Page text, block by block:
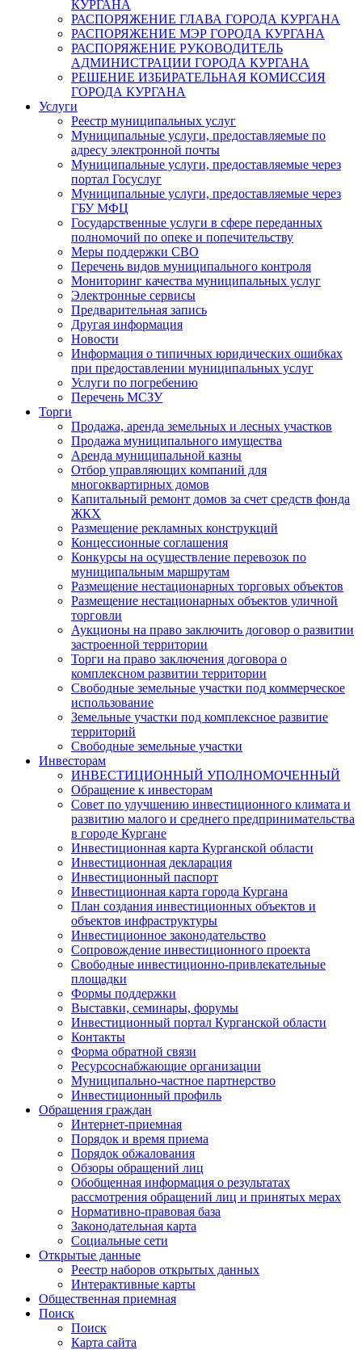
КУРГАНА
РАСПОРЯЖЕНИЕ ГЛАВА ГОРОДА КУРГАНА
РАСПОРЯЖЕНИЕ МЭР ГОРОДА КУРГАНА
РАСПОРЯЖЕНИЕ РУКОВОДИТЕЛЬ
АДМИНИСТРАЦИИ ГОРОДА КУРГАНА
РЕШЕНИЕ ИЗБИРАТЕЛЬНАЯ КОМИССИЯ
ГОРОДА КУРГАНА
Услуги
Реестр муниципальных услуг
Муниципальные услуги, предоставляемые по
адресу электронной почты
Муниципальные услуги, предоставляемые через
портал Госуслуг
Муниципальные услуги, предоставляемые через
ГБУ МФЦ
Государственные услуги в сфере переданных
полномочий по опеке и попечительству
Меры поддержки СВО
Перечень видов муниципального контроля
Мониторинг качества муниципальных услуг
Электронные сервисы
Предварительная запись
Другая информация
Новости
Информация о типичных юридических ошибках
при предоставлении муниципальных услуг
Услуги по погребению
Перечень МСЗУ
Торги
Продажа, аренда земельных и лесных участков
Продажа муниципального имущества
Аренда муниципальной казны
Отбор управляющих компаний для
многоквартирных домов
Капитальный ремонт домов за счет средств фонда
ЖКХ
Размещение рекламных конструкций
Концессионные соглашения
Конкурсы на осуществление перевозок по
муниципальным маршрутам
Размещение нестационарных торговых объектов
Размещение нестационарных объектов уличной
торговли
Аукционы на право заключить договор о развитии
застроенной территории
Торги на право заключения договора о
комплексном развитии территории
Свободные земельные участки под коммерческое
использование
Земельные участки под комплексное развитие
территорий
Свободные земельные участки
Инвесторам
ИНВЕСТИЦИОННЫЙ УПОЛНОМОЧЕННЫЙ
Обращение к инвесторам
Совет по улучшению инвестиционного климата и
развитию малого и среднего предпринимательства
в городе Кургане
Инвестиционная карта Курганской области
Инвестиционная декларация
Инвестиционный паспорт
Инвестиционная карта города Кургана
План создания инвестиционных объектов и
объектов инфраструктуры
Инвестиционное законодательство
Сопровождение инвестиционного проекта
Свободные инвестиционно-привлекательные
площадки
Формы поддержки
Выставки, семинары, форумы
Инвестиционный портал Курганской области
Контакты
Форма обратной связи
Ресурсоснабжающие организации
Муниципально-частное партнерство
Инвестиционный профиль
Обращения граждан
Интернет-приемная
Порядок и время приема
Порядок обжалования
Обзоры обращений лиц
Обобщенная информация о результатах
рассмотрения обращений лиц и принятых мерах
Нормативно-правовая база
Законодательная карта
Социальные сети
Открытые данные
Реестр наборов открытых данных
Интерактивные карты
Общественная приемная
Поиск
Поиск
Карта сайта